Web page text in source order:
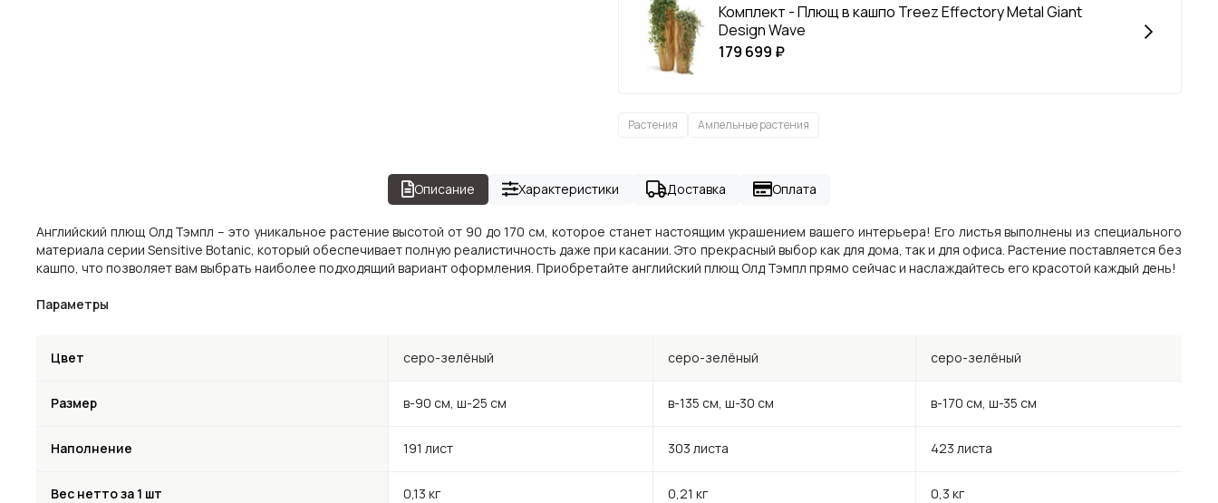
Комплект - Плющ в кашпо Treez Effectory Metal Giant
Design Wave
179 699 ₽
Растения Ампельные растения
Описание Характеристики Доставка Оплата
Английский плющ Олд Тэмпл – это уникальное растение высотой от 90 до 170 см, которое станет настоящим украшением вашего интерьера! Его листья выполнены из специального
материала серии Sensitive Botanic, который обеспечивает полную реалистичность даже при касании. Это прекрасный выбор как для дома, так и для офиса. Растение поставляется без
кашпо, что позволяет вам выбрать наиболее подходящий вариант оформления. Приобретайте английский плющ Олд Тэмпл прямо сейчас и наслаждайтесь его красотой каждый день!
Параметры
Цвет серо-зелёный серо-зелёный серо-зелёный
Размер в-90 см, ш-25 см в-135 см, ш-30 см в-170 см, ш-35 см
Наполнение 191 лист 303 листа 423 листа
Вес нетто за 1 шт 0,13 кг 0,21 кг 0,3 кг